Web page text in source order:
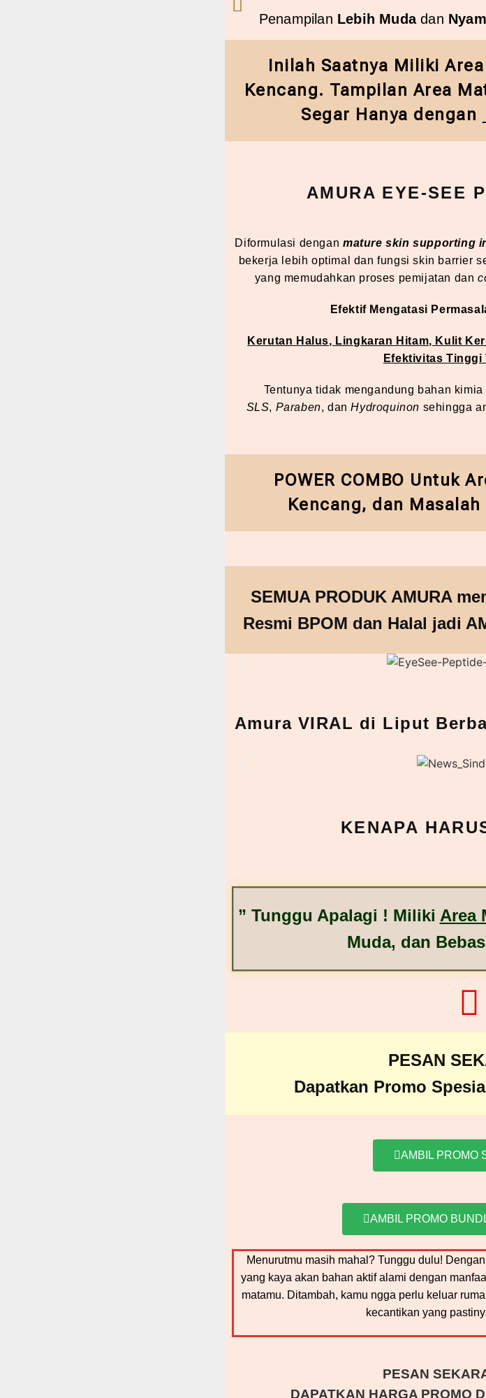
Penampilan Lebih Mudadan
Inilah Saatnya Miliki
Kencang. Tampilan Area
Segar Hanya dengan
AMURA EYE-SEE
Diformulasi dengan mature skin supporting
bekerja lebih optimal dan fungsi skin barrier
yang memudahkan proses pemijatan dan
Efektif Mengatasi
Kerutan Halus, Lingkaran Hitam, Kulit
Efektivitas Tinggi
Tentunya tidak mengandung bahan
SLS, Paraben, danHydroquinon sehingga
POWER COMBO Untuk
Kencang, dan Masalah
SEMUA PRODUK AMURA
Resmi BPOM dan Halal jadi
Amura VIRAL di Liput
KENAPA
” Tunggu Apalagi ! Miliki Area
Muda, dan
PESAN
Dapatkan Promo
AMBIL PROMO
AMBIL PROMO
Menurutmu masih mahal? Tunggu dulu!
yang kaya akan bahan aktif alami dengan
matamu. Ditambah, kamu ngga perlu keluar
kecantikan yang
PESAN
DAPATKAN HARGA PROMO